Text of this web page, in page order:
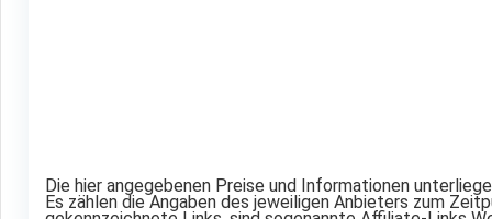
Die hier angegebenen Preise und Informationen
Es zählen die Angaben des jeweiligen Anbieters zum